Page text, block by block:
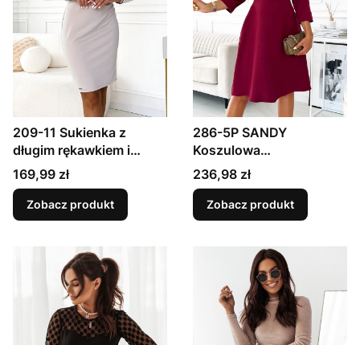
209-11 Sukienka z
długim rękawkiem i
szerokim wiązanym
paskiem - BEŻOWA
Cena
169,99 zł
Zobacz produkt
286-5P SANDY
Koszulowa
rozkloszowana sukienka
- BORDOWA
Cena
236,98 zł
Zobacz produkt